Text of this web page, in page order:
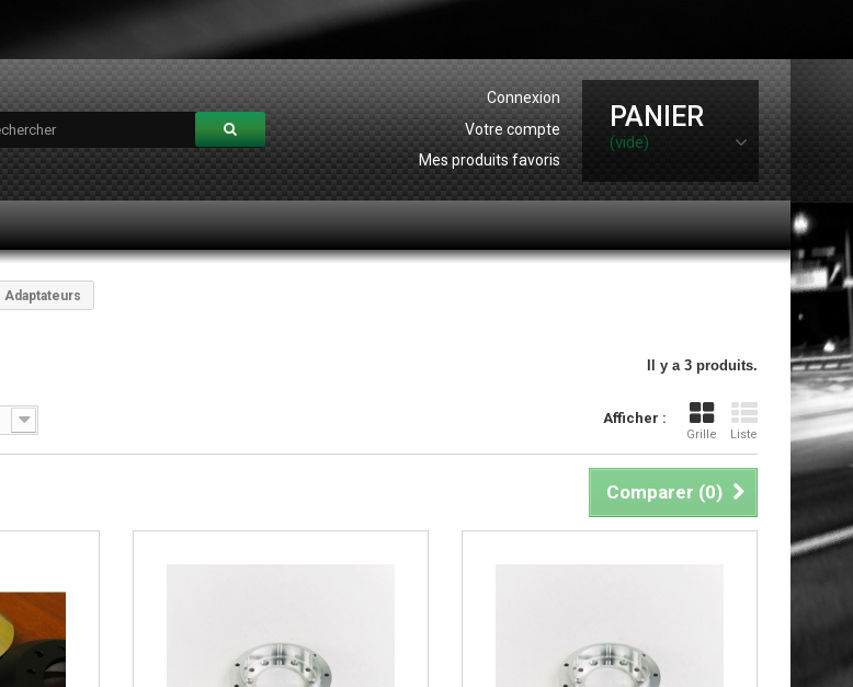
Connexion
Votre compte
Mes produits favoris
PANIER
(vide)
Adaptateurs
Il y a 3 produits.
Afficher :
Grille Liste
Comparer (0)